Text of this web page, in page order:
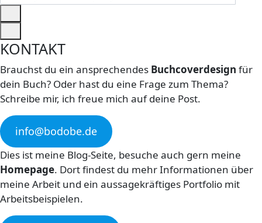
KONTAKT
Brauchst du ein ansprechendes Buchcoverdesign für
dein Buch? Oder hast du eine Frage zum Thema?
Schreibe mir, ich freue mich auf deine Post.
info@bodobe.de
Dies ist meine Blog-Seite, besuche auch gern meine
Homepage. Dort findest du mehr Informationen über
meine Arbeit und ein aussagekräftiges Portfolio mit
Arbeitsbeispielen.